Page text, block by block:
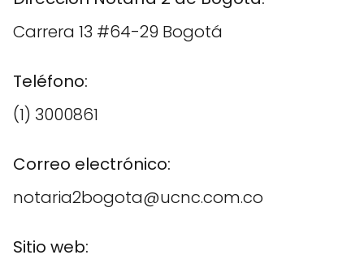
Carrera 13 #64-29 Bogotá
Teléfono:
(1) 3000861
Correo electrónico:
notaria2bogota@ucnc.com.co
Sitio web: